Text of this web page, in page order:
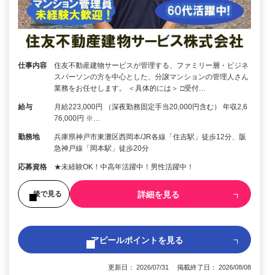
仕事内容
住友不動産建物サービスが管理する、ファミリー層・ビジネ
スパーソンの方を中心とした、分譲マンションの管理人さん
業務をお任せします。 ＜具体的には＞ □受付…
給与
月給223,000円 （深夜勤務固定手当20,000円含む） 年収2,6
76,000円 ※…
勤務地
兵庫県神戸市東灘区西岡本/JR各線「住吉駅」徒歩12分、阪
急神戸線「岡本駅」徒歩20分
応募資格 ★未経験OK！中高年活躍中！男性活躍中！
後で見る 詳細を見る
アピールポイントを見る
更新日： 2026/07/31 掲載終了日： 2026/08/08